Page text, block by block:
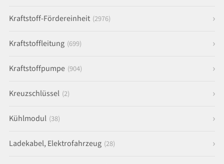
Kraftstoff-Fördereinheit (2976)
Kraftstoffleitung (699)
Kraftstoffpumpe (904)
Kreuzschlüssel (2)
Kühlmodul (38)
Ladekabel, Elektrofahrzeug (28)